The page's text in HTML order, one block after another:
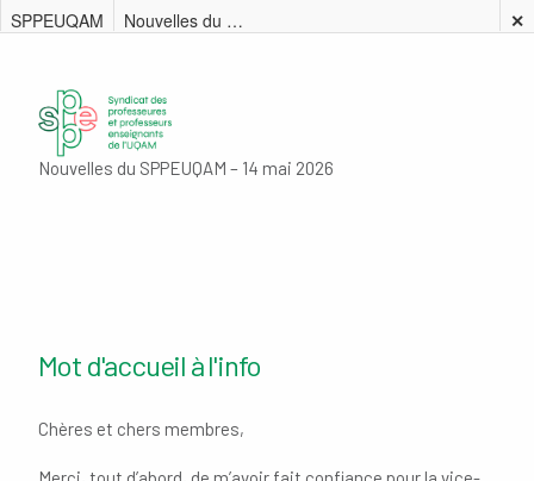
SPPEUQAM Nouvelles du SPPEUQAM – 14 mai 2026 ✕